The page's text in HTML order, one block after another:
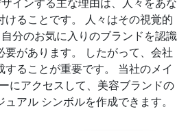
インする主な理由は、人々をあな
けることです。 人々はその視覚的
分のお気に入りのブランドを認識
要があります。 したがって、会社
ることが重要です。 当社のメイ
にアクセスして、美容ブランドの
アル シンボルを作成できます。